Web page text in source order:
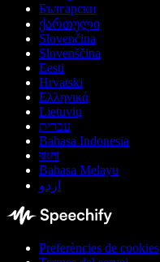
Български
ქართული
Slovenčina
Slovenščina
Eesti
Hrvatski
Ελληνικά
Lietuvių
עברית
Bahasa Indonesia
বাংলা
Bahasa Melayu
اردو
Preferències de cookies